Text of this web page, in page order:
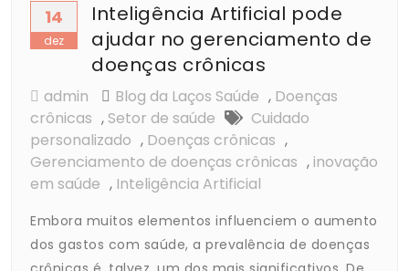
14
dez
Inteligência Artificial pode
ajudar no gerenciamento de
doenças crônicas
admin Blog da Laços Saúde , Doenças
crônicas , Setor de saúde
Cuidado
personalizado , Doenças crônicas ,
Gerenciamento de doenças crônicas ,inovação
em saúde , Inteligência Artificial
Embora muitos elementos influenciem o aumento
dos gastos com saúde, a prevalência de doenças